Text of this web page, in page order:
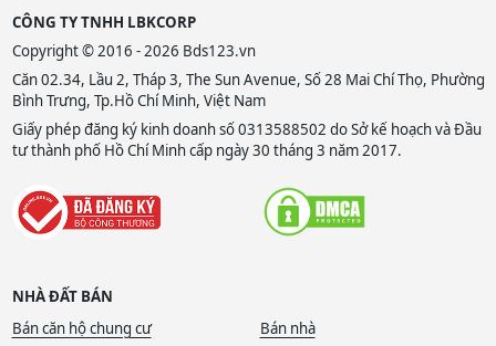
CÔNG TY TNHH LBKCORP
Copyright © 2016 - 2026 Bds123.vn
Căn 02.34, Lầu 2, Tháp 3, The Sun Avenue, Số 28 Mai Chí Thọ, Phường
Bình Trưng, Tp.Hồ Chí Minh, Việt Nam
Giấy phép đăng ký kinh doanh số 0313588502 do Sở kế hoạch và Đầu
tư thành phố Hồ Chí Minh cấp ngày 30 tháng 3 năm 2017.
NHÀ ĐẤT BÁN
Bán căn hộ chung cư
Bán nhà